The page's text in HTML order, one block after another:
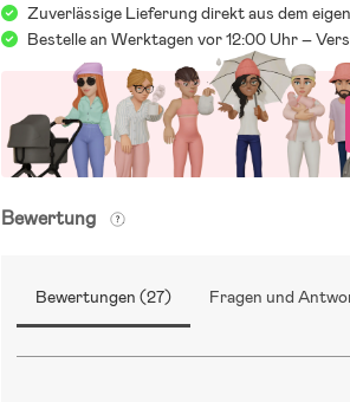
Zuverlässige Lieferung direkt aus dem
Bestelle an Werktagen vor 12:00 Uhr –
Bewertung
Bewertungen (27) Fragen und